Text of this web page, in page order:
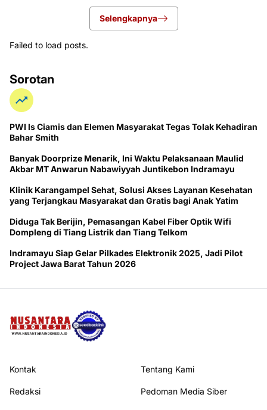
Selengkapnya
Failed to load posts.
Sorotan
PWI ls Ciamis dan Elemen Masyarakat Tegas Tolak Kehadiran
Bahar Smith
Banyak Doorprize Menarik, Ini Waktu Pelaksanaan Maulid
Akbar MT Anwarun Nabawiyyah Juntikebon Indramayu
Klinik Karangampel Sehat, Solusi Akses Layanan Kesehatan
yang Terjangkau Masyarakat dan Gratis bagi Anak Yatim
Diduga Tak Berijin, Pemasangan Kabel Fiber Optik Wifi
Dompleng di Tiang Listrik dan Tiang Telkom
Indramayu Siap Gelar Pilkades Elektronik 2025, Jadi Pilot
Project Jawa Barat Tahun 2026
Kontak Tentang Kami
Redaksi Pedoman Media Siber